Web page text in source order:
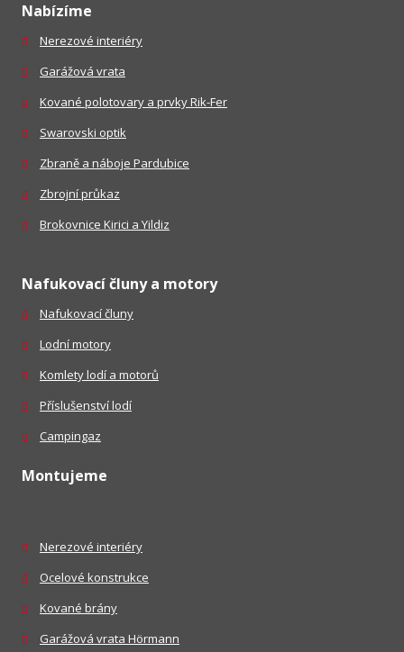
Nabízíme
Nerezové interiéry
Garážová vrata
Kované polotovary a prvky Rik-Fer
Swarovski optik
Zbraně a náboje Pardubice
Zbrojní průkaz
Brokovnice Kirici a Yildiz
Nafukovací čluny a motory
Nafukovací čluny
Lodní motory
Komlety lodí a motorů
Příslušenství lodí
Campingaz
Montujeme
Nerezové interiéry
Ocelové konstrukce
Kované brány
Garážová vrata Hörmann